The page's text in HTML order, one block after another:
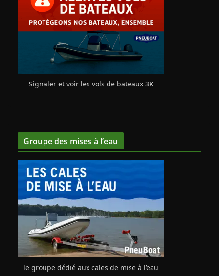
Signaler et voir les vols de bateaux 3K
Groupe des mises à l’eau
le groupe dédié aux cales de mise à l’eau